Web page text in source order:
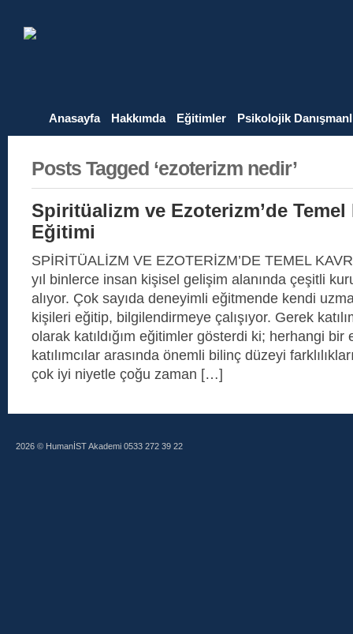
Anasayfa Hakkımda Eğitimler Psikolojik
Posts Tagged ‘ezoterizm nedir’
Spiritüalizm ve Ezoterizm’de Temel
Eğitimi
SPİRİTÜALİZM VE EZOTERİZM’DE TEMEL
yıl binlerce insan kişisel gelişim alanında çeşitli
alıyor. Çok sayıda deneyimli eğitmende kendi
kişileri eğitip, bilgilendirmeye çalışıyor. Gerek
olarak katıldığım eğitimler gösterdi ki; herhangi bir
katılımcılar arasında önemli bilinç düzeyi
çok iyi niyetle çoğu zaman […]
2026 © HumanİST Akademi 0533 272 39 22